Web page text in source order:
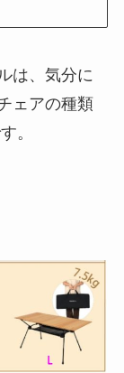
は、気分に
ェアの種類
。